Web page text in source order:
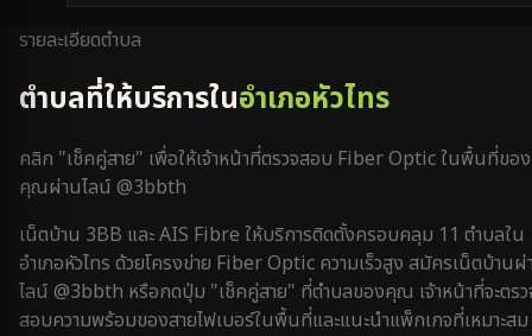
รายละเอียดตำบล
ตำบลที่ให้บริการในอำเภอหัวไทร
คลิก "เช็คคู่สาย" เพื่อให้เจ้าหน้าที่ตรวจสอบ Fiber Optic ในพื้นที่ของ
คุณผ่านไลน์ @3bbth
เน็ตบ้าน 3BB และ AIS Fibre ให้บริการติดตั้งครอบคลุม 11 ตำบลใน
อำเภอหัวไทร ด้วยโครงข่าย Fiber Optic ความเร็วสูง สมัครเน็ตบ้าน
ไลน์ @3bbth หรือกดปุ่ม "เช็คคู่สาย" ที่ตำบลของคุณ เจ้าหน้าที่จะตร
สอบความพร้อมของสายไฟเบอร์ในพื้นที่และแนะนำแพ็กเกจที่เหมาะสม